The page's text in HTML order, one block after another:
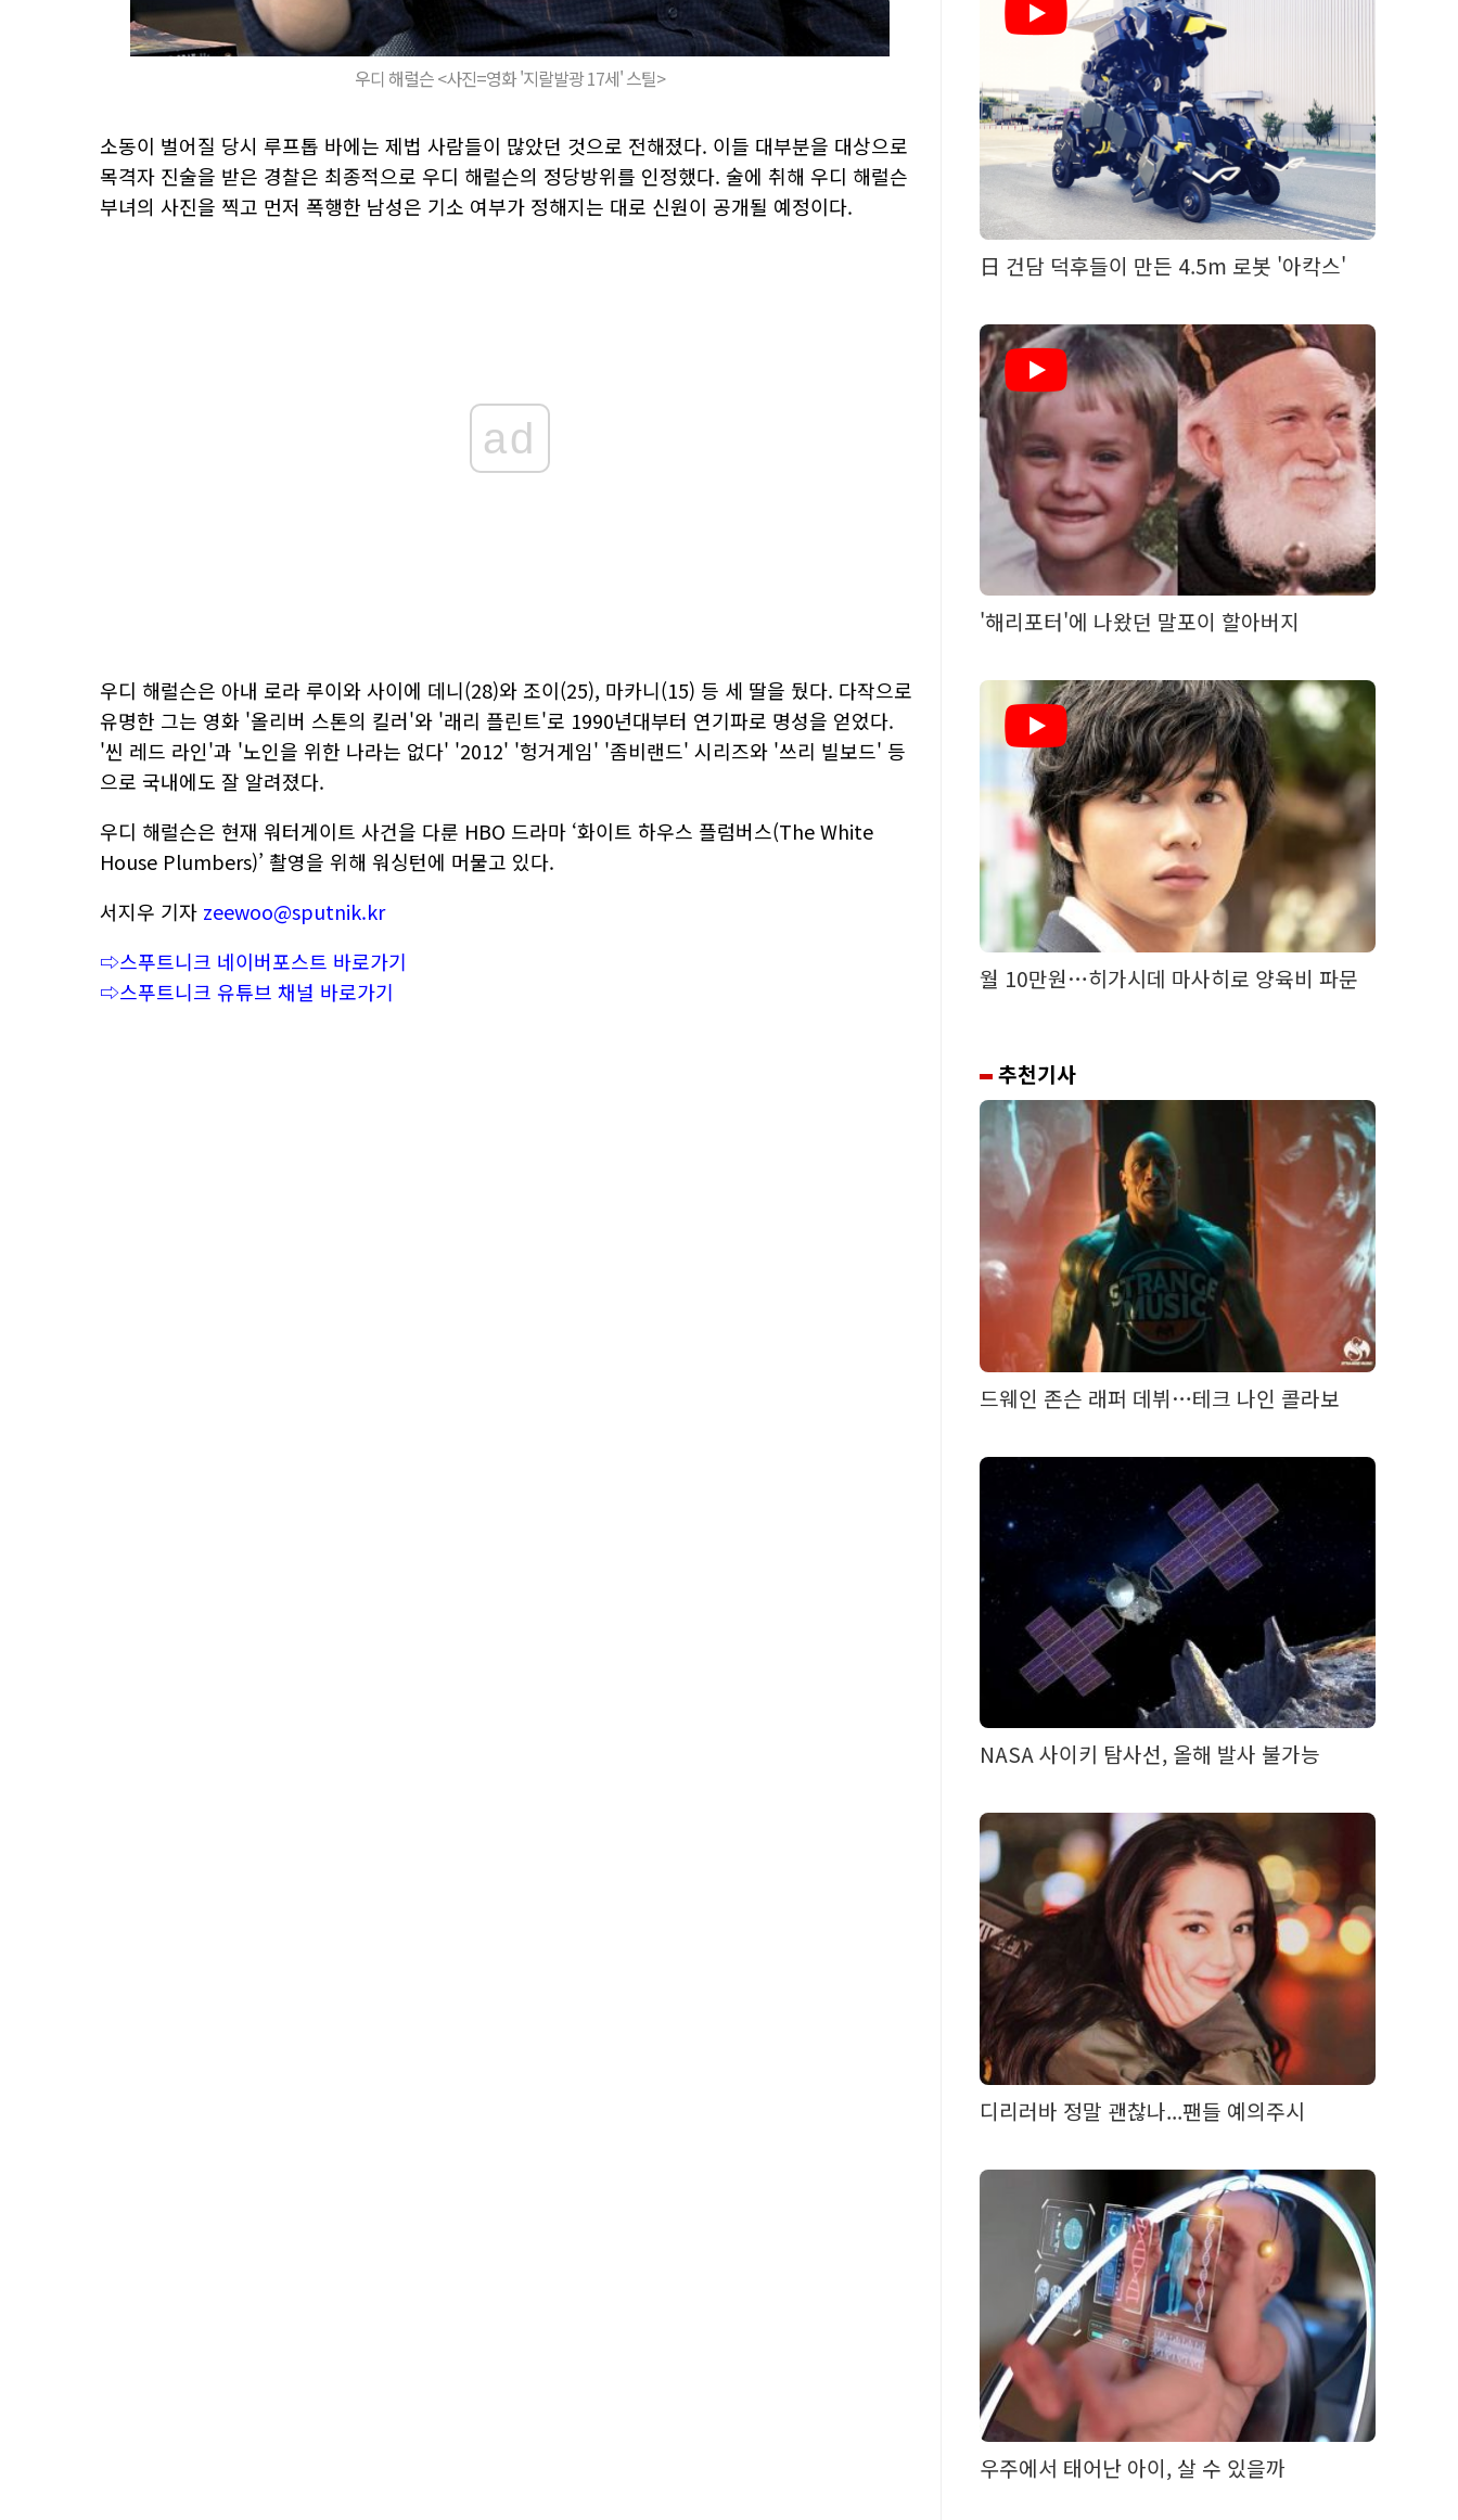
우디 해럴슨 <사진=영화 '지랄발광 17세' 스틸>
소동이 벌어질 당시 루프톱 바에는 제법 사람들이 많았던 것으로 전해졌다. 이들 대부분을 대상으로
목격자 진술을 받은 경찰은 최종적으로 우디 해럴슨의 정당방위를 인정했다. 술에 취해 우디 해럴슨
부녀의 사진을 찍고 먼저 폭행한 남성은 기소 여부가 정해지는 대로 신원이 공개될 예정이다.
ad
우디 해럴슨은 아내 로라 루이와 사이에 데니(28)와 조이(25), 마카니(15) 등 세 딸을 뒀다. 다작으로
유명한 그는 영화 '올리버 스톤의 킬러'와 '래리 플린트'로 1990년대부터 연기파로 명성을 얻었다.
'씬 레드 라인'과 '노인을 위한 나라는 없다' '2012' '헝거게임' '좀비랜드' 시리즈와 '쓰리 빌보드' 등
으로 국내에도 잘 알려졌다.
우디 해럴슨은 현재 워터게이트 사건을 다룬 HBO 드라마 ‘화이트 하우스 플럼버스(The White
House Plumbers)’ 촬영을 위해 워싱턴에 머물고 있다.
서지우 기자 zeewoo@sputnik.kr
⇨스푸트니크 네이버포스트 바로가기
⇨스푸트니크 유튜브 채널 바로가기
日 건담 덕후들이 만든 4.5m 로봇 '아칵스'
'해리포터'에 나왔던 말포이 할아버지
월 10만원…히가시데 마사히로 양육비 파문
추천기사
드웨인 존슨 래퍼 데뷔…테크 나인 콜라보
NASA 사이키 탐사선, 올해 발사 불가능
디리러바 정말 괜찮나...팬들 예의주시
우주에서 태어난 아이, 살 수 있을까